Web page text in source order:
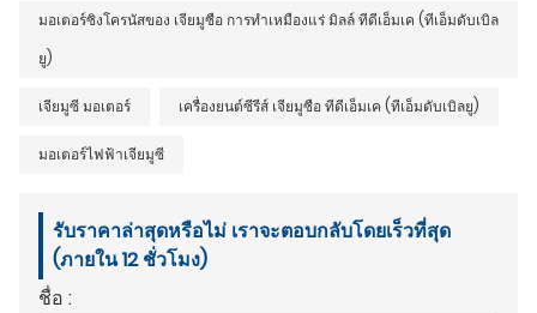
มอเตอร์ซิงโครนัสของ เจียมูซือ การทำเหมืองแร่ มิลล์ ทีดีเอ็มเค (ทีเอ็มดับเบิล
ยู)
เจียมูซี มอเตอร์ เครื่องยนต์ซีรีส์ เจียมูซือ ทีดีเอ็มเค (ทีเอ็มดับเบิลยู)
มอเตอร์ไฟฟ้าเจียมูซี
รับราคาล่าสุดหรือไม่ เราจะตอบกลับโดยเร็วที่สุด
(ภายใน 12 ชั่วโมง)
ชื่อ :